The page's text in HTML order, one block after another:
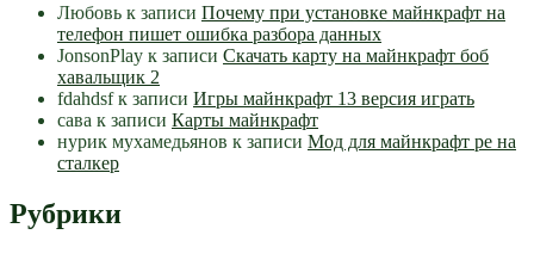
Любовь к записи Почему при установке майнкрафт на
телефон пишет ошибка разбора данных
JonsonPlay к записи Скачать карту на майнкрафт боб
хавальщик 2
fdahdsfк записи Игры майнкрафт 13 версия играть
сава к записи Карты майнкрафт
нурик мухамедьянов к записи Мод для майнкрафт pe на
сталкер
Рубрики